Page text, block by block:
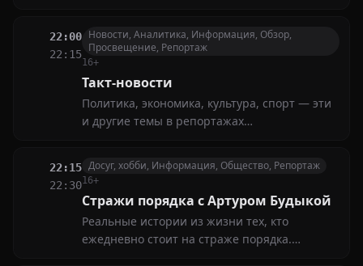
сталкивающихся с профессиональными
испытаниями
22:00
22:15
Новости, Аналитика, Информация, Обзор,
Просвещение, Репортаж
16+
Такт-новости
Политика, экономика, культура, спорт — эти
и другие темы в репортажах
цель новостных выпусков — представить
самые актуальные события и точную
информацию
22:15
22:30
Досуг, хобби, Информация, Общество, Репортаж
16+
Стражи порядка с Артуром Будыкой
Реальные истории из жизни тех, кто
ежедневно стоит на страже порядка.